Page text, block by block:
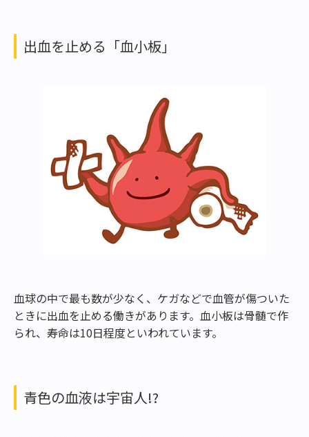
出血を止める「血小板」
血球の中で最も数が少なく、ケガなどで血管が傷ついた
ときに出血を止める働きがあります。血小板は骨髄で作
られ、寿命は10日程度といわれています。
青色の血液は宇宙人!?